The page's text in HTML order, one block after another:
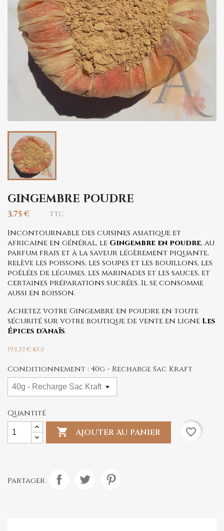
GINGEMBRE POUDRE
3,75 € TTC
Incontournable des cuisines asiatique et
africaine en général, le Gingembre en poudre, au
parfum frais et à la saveur légèrement piquante,
relève les poissons, les soupes et les bouillons, les
poêlées de légumes, les marinades et les sauces, et
certaines préparations sucrées. Il se consomme
aussi en boisson.
Achetez votre Gingembre en poudre en toute
sécurité sur votre boutique de vente en ligne Les
Épices d'Anaïs.
(93,33 € kg)
Conditionnement : 40g - Recharge Sac Kraft
Quantité
 AJOUTER AU PANIER favorite_border
Partager